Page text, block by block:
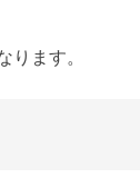
ます。